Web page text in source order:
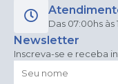
Das 07:00hs às
Newsletter
Inscreva-se e receba